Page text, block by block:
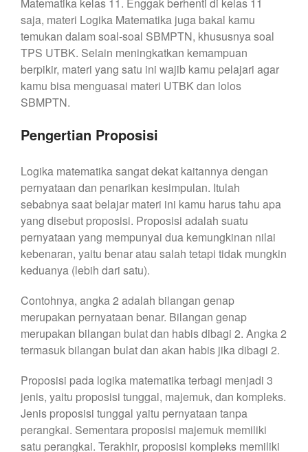
saja, materi Logika Matematika juga bakal kamu
temukan dalam soal-soal SBMPTN, khususnya soal
TPS UTBK. Selain meningkatkan kemampuan
berpikir, materi yang satu ini wajib kamu pelajari agar
kamu bisa menguasai materi UTBK dan lolos
SBMPTN.
Pengertian Proposisi
Logika matematika sangat dekat kaitannya dengan
pernyataan dan penarikan kesimpulan. Itulah
sebabnya saat belajar materi ini kamu harus tahu apa
yang disebut proposisi. Proposisi adalah suatu
pernyataan yang mempunyai dua kemungkinan nilai
kebenaran, yaitu benar atau salah tetapi tidak mungkin
keduanya (lebih dari satu).
Contohnya, angka 2 adalah bilangan genap
merupakan pernyataan benar. Bilangan genap
merupakan bilangan bulat dan habis dibagi 2. Angka 2
termasuk bilangan bulat dan akan habis jika dibagi 2.
Proposisi pada logika matematika terbagi menjadi 3
jenis, yaitu proposisi tunggal, majemuk, dan kompleks.
Jenis proposisi tunggal yaitu pernyataan tanpa
perangkai. Sementara proposisi majemuk memiliki
satu perangkai. Terakhir, proposisi kompleks memiliki